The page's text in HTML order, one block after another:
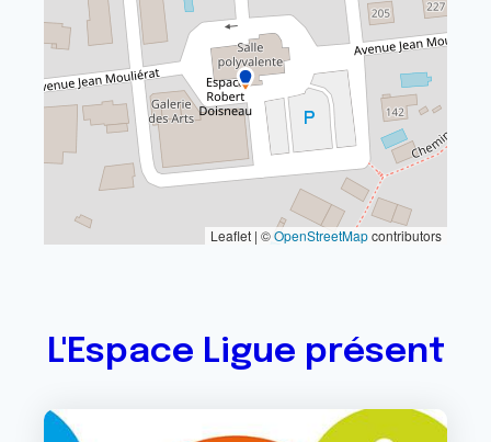
Leaflet | ©OpenStreetMapcontributors
L'Espace Ligue présent
Image